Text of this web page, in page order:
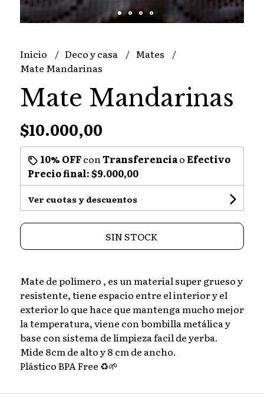
Inicio Deco y casa
Mates
Mate Mandarinas
Mate Mandarinas
$10.000,00
10% OFFconTransferenciao Efectivo
Precio final:$9.000,00
Ver cuotas y descuentos
SIN STOCK
Mate de polímero , es un material super grueso y
resistente, tiene espacio entre el interior y el
exterior lo que hace que mantenga mucho mejor
la temperatura, viene con bombilla metálica y
base con sistema de limpieza facil de yerba.
Mide 8cm de alto y 8 cm de ancho.
Plástico BPA Free ♻️🌱